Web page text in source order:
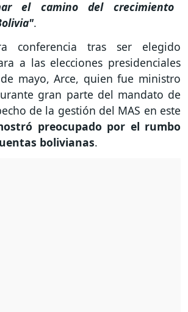
el camino del crecimiento
.
conferencia tras ser elegido
a las elecciones presidenciales
mayo, Arce, quien fue ministro
gran parte del mandato de
de la gestión del MAS en este
preocupado por el rumbo
bolivianas.